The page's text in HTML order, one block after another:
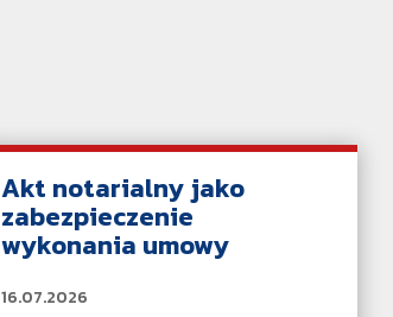
Akt notarialny jako
zabezpieczenie
wykonania umowy
16.07.2026